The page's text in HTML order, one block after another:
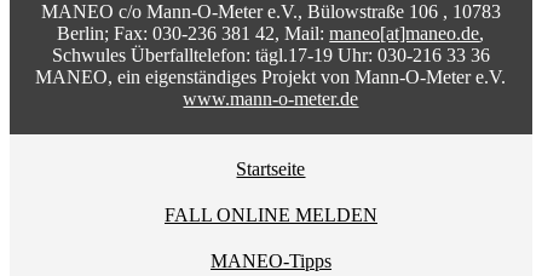
MANEO c/o Mann-O-Meter e.V., Bülowstraße 106 , 10783
Berlin; Fax: 030-236 381 42, Mail:maneo[at]maneo.de,
Schwules Überfalltelefon: tägl.17-19 Uhr: 030-216 33 36
MANEO, ein eigenständiges Projekt von Mann-O-Meter e.V.
www.mann-o-meter.de
Startseite
FALL ONLINE MELDEN
MANEO-Tipps